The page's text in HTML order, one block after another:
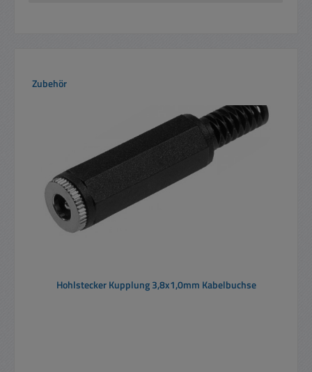
Produktgalerie überspringen
Zubehör
Hohlstecker Kupplung 3,8x1,0mm Kabelbuchse